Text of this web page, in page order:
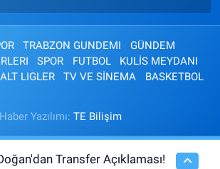
TRABZON GUNDEMI
GÜNDEM
SPOR FUTBOL
KULİS MEYDANI
ALT LIGLER TV VE SİNEMA BASKETBOL
Haber Yazılımı: TE Bilişim
Transfer Açıklaması!